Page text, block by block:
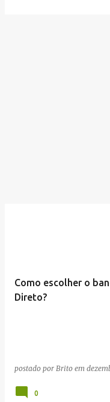
Como escolher o
Direto?
postado por Brito em
0